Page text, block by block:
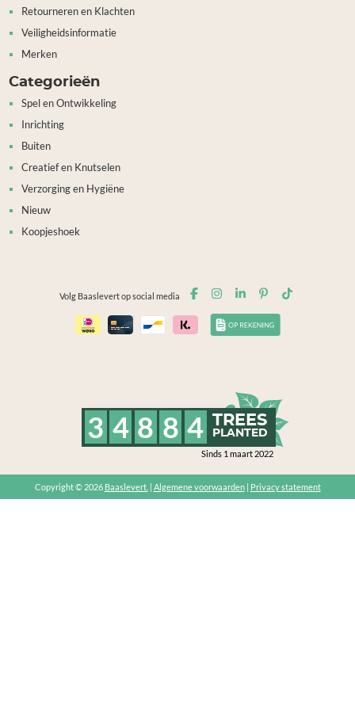
Retourneren en Klachten
Veiligheidsinformatie
Merken
Categorieën
Spel en Ontwikkeling
Inrichting
Buiten
Creatief en Knutselen
Verzorging en Hygiëne
Nieuw
Koopjeshoek
Volg Baaslevert op social media
3 4 8 8 4 TREES
PLANTED
Sinds 1 maart 2022
Copyright © 2026 Baaslevert. | Algemene voorwaarden| Privacy statement